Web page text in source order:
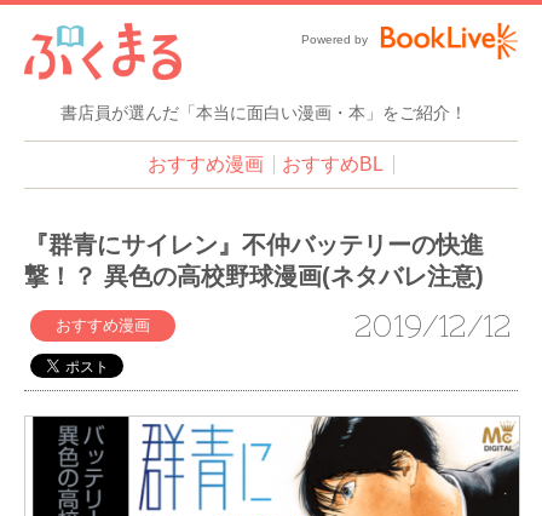
書店員が選んだ「本当に面白い漫画・本」をご紹介！
Powered by
おすすめ漫画 おすすめBL
『群青にサイレン』不仲バッテリーの快進
撃！？ 異色の高校野球漫画(ネタバレ注意)
おすすめ漫画 2019/12/12